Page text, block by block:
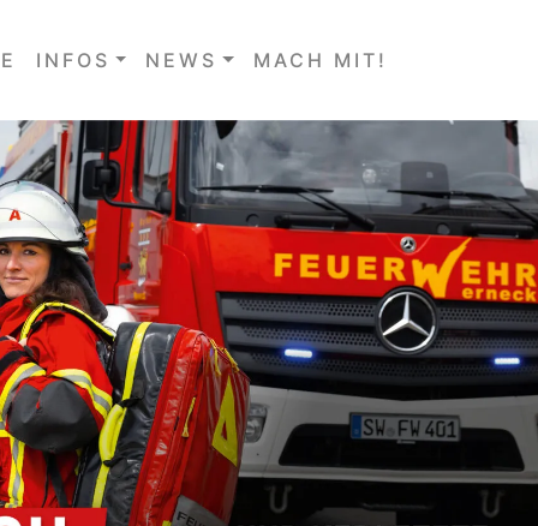
INFOS NEWS MACH MIT!